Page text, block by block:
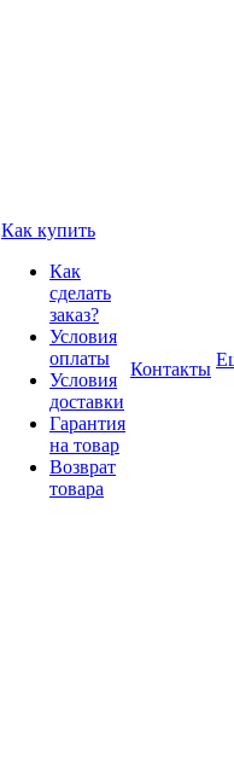
Как купить
Как
сделать
заказ?
Условия
оплаты
Условия
доставки
Гарантия
на товар
Возврат
товара
Контакты